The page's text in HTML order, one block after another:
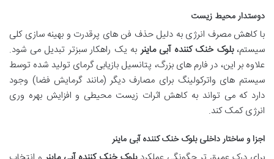
دوستدار محیط زیست
با کاهش مصرف انرژی به دلیل حذف فن های پرقدرت و بهینه سازی کلی
سیستم،بلوک خنک کننده آبی ماینر به یک راهکار سبزتر تبدیل می شود.
علاوه بر این، در فارم های بزرگ، پتانسیل بازیابی گرمای تولید شده توسط
سیستم های واترکولینگ برای مصارف دیگر (مانند گرمایش فضا) وجود
دارد که می تواند به کاهش اثرات زیست محیطی و افزایش بهره وری
انرژی کمک کند.
اجزا و ساختار داخلی بلوک خنک کننده آبی ماینر